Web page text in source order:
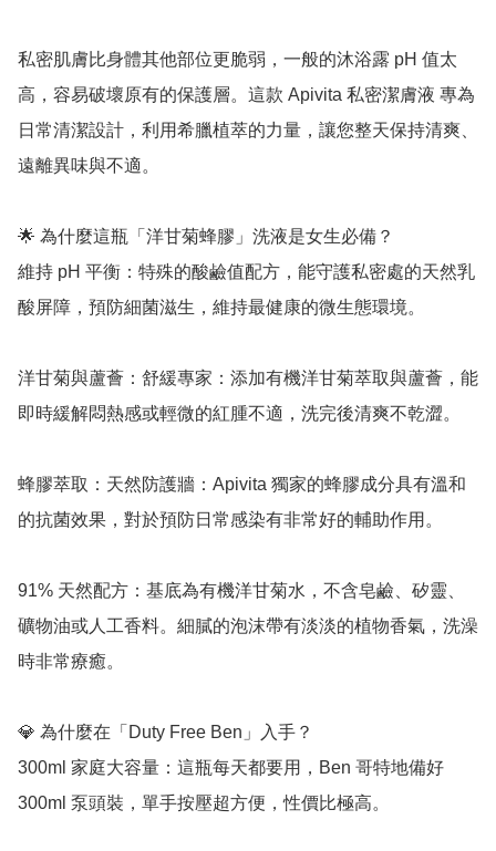
私密肌膚比身體其他部位更脆弱，一般的沐浴露 pH 值太
高，容易破壞原有的保護層。這款 Apivita 私密潔膚液 專為
日常清潔設計，利用希臘植萃的力量，讓您整天保持清爽、
遠離異味與不適。
🌟 為什麼這瓶「洋甘菊蜂膠」洗液是女生必備？
維持 pH 平衡：特殊的酸鹼值配方，能守護私密處的天然乳
酸屏障，預防細菌滋生，維持最健康的微生態環境。
洋甘菊與蘆薈：舒緩專家：添加有機洋甘菊萃取與蘆薈，能
即時緩解悶熱感或輕微的紅腫不適，洗完後清爽不乾澀。
蜂膠萃取：天然防護牆：Apivita 獨家的蜂膠成分具有溫和
的抗菌效果，對於預防日常感染有非常好的輔助作用。
91% 天然配方：基底為有機洋甘菊水，不含皂鹼、矽靈、
礦物油或人工香料。細膩的泡沫帶有淡淡的植物香氣，洗澡
時非常療癒。
💎 為什麼在「Duty Free Ben」入手？
300ml 家庭大容量：這瓶每天都要用，Ben 哥特地備好
300ml 泵頭裝，單手按壓超方便，性價比極高。